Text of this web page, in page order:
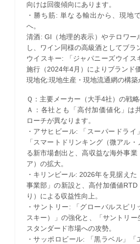
向けは回復傾向にあります。
・勝ち筋: 単なる輸出から、現地
へ。
清酒: GI（地理的表示）やテロワー
し、ワイン同様の高級酒としてブラ
ウイスキー: 「ジャパニーズウイス
施行（2024年4月）によりブランド
現地化:現地生産・現地流通網の構築
Ｑ：主要メーカー（大手4社）の戦
Ａ：各社とも「高付加価値化」は
ローチが異なります。
・アサヒビール: 「スーパードライ
「スマートドリンキング（微アル
る新市場創出と、高収益な海外事業
ア）の拡大。
・キリンビール: 2026年を見据え
事業部」の新設と、高付加価値RTD
り）による収益性向上。
・サントリー: 「グローバルスピリ
スキー）」の強化と、「サントリー
スタンダード市場への攻勢。
・サッポロビール: 「黒ラベル」「